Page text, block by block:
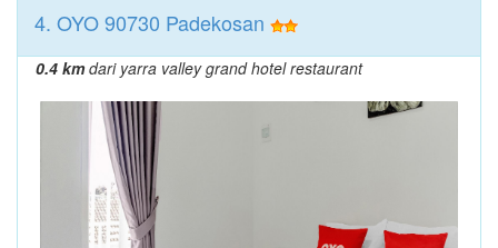
4. OYO 90730 Padekosan
0.4 kmdari yarra valley grand hotel restaurant